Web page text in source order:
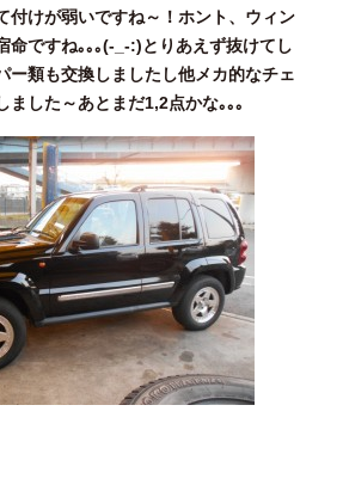
付けが弱いですね～！ホント、ウィン
命ですね｡｡｡(-_-:)とりあえず抜けてし
ー類も交換しましたし他メカ的なチェ
ました～あとまだ1,2点かな｡｡｡